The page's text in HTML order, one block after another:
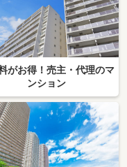
がお得！売主・代理のマ
ンション